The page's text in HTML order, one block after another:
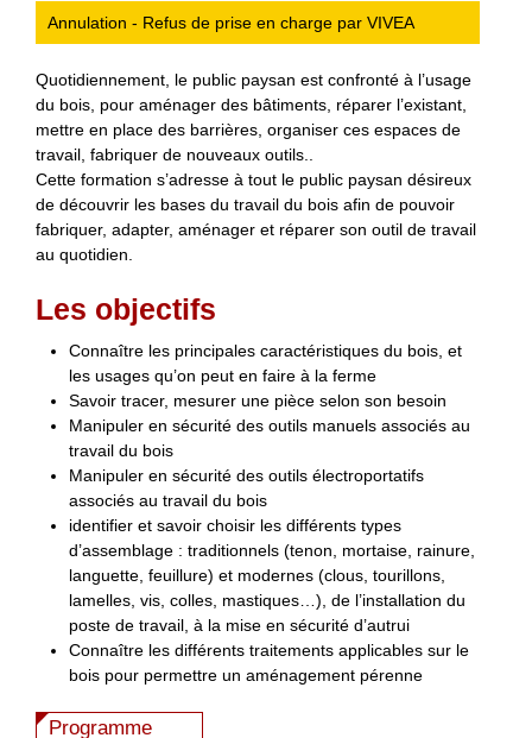
Annulation - Refus de prise en charge par VIVEA
Quotidiennement, le public paysan est confronté à l’usage
du bois, pour aménager des bâtiments, réparer l’existant,
mettre en place des barrières, organiser ces espaces de
travail, fabriquer de nouveaux outils..
Cette formation s’adresse à tout le public paysan désireux
de découvrir les bases du travail du bois afin de pouvoir
fabriquer, adapter, aménager et réparer son outil de travail
au quotidien.
Les objectifs
Connaître les principales caractéristiques du bois, et
les usages qu’on peut en faire à la ferme
Savoir tracer, mesurer une pièce selon son besoin
Manipuler en sécurité des outils manuels associés au
travail du bois
Manipuler en sécurité des outils électroportatifs
associés au travail du bois
identifier et savoir choisir les différents types
d’assemblage : traditionnels (tenon, mortaise, rainure,
languette, feuillure) et modernes (clous, tourillons,
lamelles, vis, colles, mastiques…), de l’installation du
poste de travail, à la mise en sécurité d’autrui
Connaître les différents traitements applicables sur le
bois pour permettre un aménagement pérenne
Programme